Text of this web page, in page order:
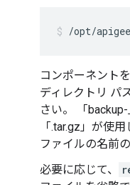
/opt/
コンポーネント
ディレクトリ パ
さい。 「
「.tar.gz」が使
ファイルの名前
必要に応じて、